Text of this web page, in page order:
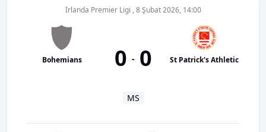
İrlanda Premier Ligi , 8 Şubat 2026, 14:00
Bohemians 0 - 0
MS
St Patrick's Athletic